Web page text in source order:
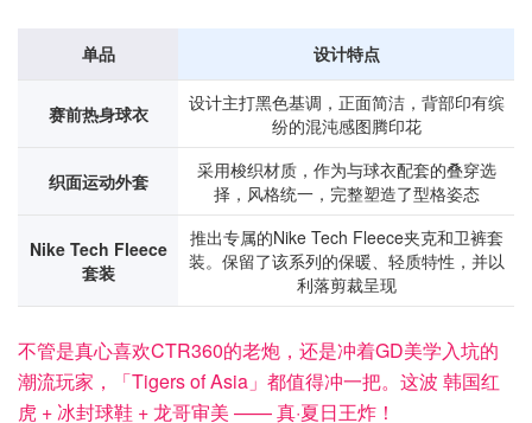
单品 设计特点
赛前热身球衣
设计主打黑色基调，正面简洁，背部印有缤
纷的混沌感图腾印花
织面运动外套
采用梭织材质，作为与球衣配套的叠穿选
择，风格统一，完整塑造了型格姿态
Nike Tech Fleece
套装
推出专属的Nike Tech Fleece夹克和卫裤套
装。保留了该系列的保暖、轻质特性，并以
利落剪裁呈现
不管是真心喜欢CTR360的老炮，还是冲着GD美学入坑的
潮流玩家，「Tigers of Asia」都值得冲一把。 这波 韩国红
虎 + 冰封球鞋 + 龙哥审美 —— 真·夏日王炸！